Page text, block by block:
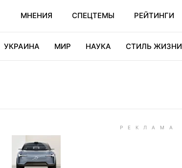
МНЕНИЯ СПЕЦТЕМЫ РЕЙТИНГИ
УКРАИНА МИР НАУКА СТИЛЬ ЖИЗНИ